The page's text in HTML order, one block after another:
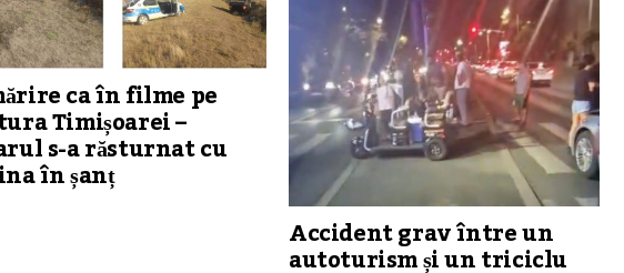
ca în filme pe
Timișoarei –
s-a răsturnat cu
în șanț
Accident grav între un
autoturism și un triciclu